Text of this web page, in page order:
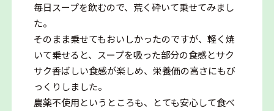
毎日スープを飲むので、荒く砕いて乗せてみまし
た。
そのまま乗せてもおいしかったのですが、軽く焼
いて乗せると、スープを吸った部分の食感とサク
サク香ばしい食感が楽しめ、栄養価の高さにもび
っくりしました。
農薬不使用というところも、とても安心して食べ